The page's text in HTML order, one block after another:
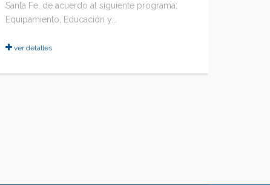
Santa Fe, de acuerdo al siguiente programa:
Equipamiento, Educación y...
ver detalles